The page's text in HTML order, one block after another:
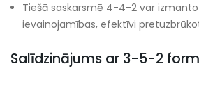
Tiešā saskarsmē 4-4-2 var
ievainojamības, efektīvi
Salīdzinājums ar 3-5-2